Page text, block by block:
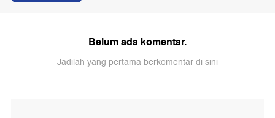
Belum ada komentar.
Jadilah yang pertama berkomentar di sini